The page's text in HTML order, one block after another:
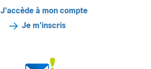
J'accède à mon compte
Je m'inscris